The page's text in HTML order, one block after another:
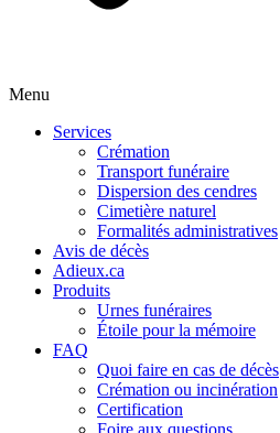
Menu
Services
Crémation
Transport funéraire
Dispersion des cendres
Cimetière naturel
Formalités administratives
Avis de décès
Adieux.ca
Produits
Urnes funéraires
Étoile pour la mémoire
FAQ
Quoi faire en cas de décès
Crémation ou incinération
Certification
Foire aux questions